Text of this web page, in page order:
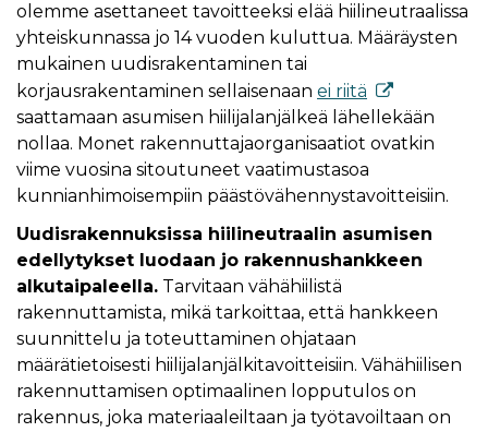
olemme asettaneet tavoitteeksi elää hiilineutraalissa
yhteiskunnassa jo 14 vuoden kuluttua. Määräysten
mukainen uudisrakentaminen tai
korjausrakentaminen sellaisenaan ei riitä
saattamaan asumisen hiilijalanjälkeä lähellekään
nollaa. Monet rakennuttajaorganisaatiot ovatkin
viime vuosina sitoutuneet vaatimustasoa
kunnianhimoisempiin päästövähennystavoitteisiin.
Uudisrakennuksissa hiilineutraalin asumisen
edellytykset luodaan jo rakennushankkeen
alkutaipaleella. Tarvitaan vähähiilistä
rakennuttamista, mikä tarkoittaa, että hankkeen
suunnittelu ja toteuttaminen ohjataan
määrätietoisesti hiilijalanjälkitavoitteisiin. Vähähiilisen
rakennuttamisen optimaalinen lopputulos on
rakennus, joka materiaaleiltaan ja työtavoiltaan on